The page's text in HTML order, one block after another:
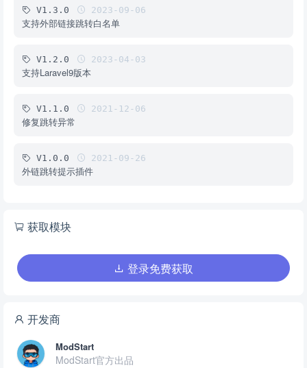
V1.3.0 2023-09-06
支持外部链接跳转白名单
V1.2.0 2023-04-03
支持Laravel9版本
V1.1.0 2021-12-06
修复跳转异常
V1.0.0 2021-09-26
外链跳转提示插件
获取模块
登录免费获取
开发商
ModStart
ModStart官方出品